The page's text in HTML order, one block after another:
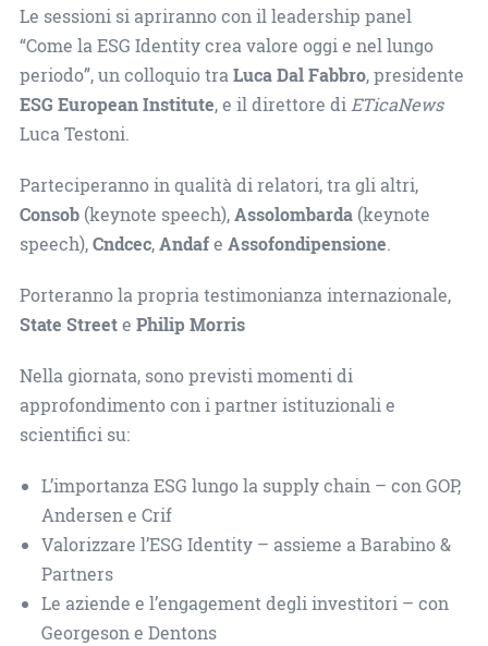
Le sessioni si apriranno con il leadership panel
“Come la ESG Identity crea valore oggi e nel lungo
periodo”, un colloquio traLuca Dal Fabbro, presidente
ESG European Institute, e il direttore diETicaNews
Luca Testoni.
Parteciperanno in qualità di relatori, tra gli altri,
Consob(keynote speech),Assolombarda(keynote
speech),Cndcec,Andafe Assofondipensione.
Porteranno la propria testimonianza internazionale,
State Streete Philip Morris
Nella giornata, sono previsti momenti di
approfondimento con i partner istituzionali e
scientifici su:
L’importanza ESG lungo la supply chain – con GOP,
Andersen e Crif
Valorizzare l’ESG Identity – assieme a Barabino &
Partners
Le aziende e l’engagement degli investitori – con
Georgeson e Dentons